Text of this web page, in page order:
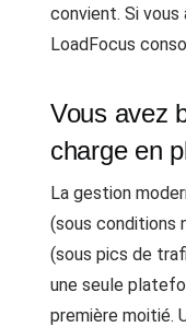
convient. Si vous
LoadFocus
Vous avez
charge en
La gestion
(sous conditions
(sous pics de
une seule
première moitié.